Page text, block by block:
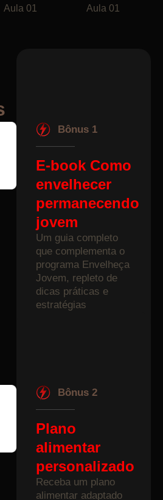
Aula 01 Aula 01
Bônus 1
E-book Como
envelhecer
permanecendo
jovem
Um guia completo
que complementa o
programa Envelheça
Jovem, repleto de
dicas práticas e
estratégias
Bônus 2
Plano
alimentar
personalizado
Receba um plano
alimentar adaptado